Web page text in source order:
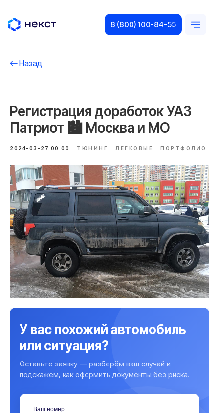
8 (800) 100-84-55
Регистрация доработок УАЗ
Патриот 🏙️ Москва и МO
2024-03-27 00:00 ТЮНИНГ ЛЕГКОВЫЕ ПОРТФОЛИО
У вас похожий автомобиль
или ситуация?
Оставьте заявку — разберём ваш случай и
подскажем, как оформить документы без риска.
Ваш номер